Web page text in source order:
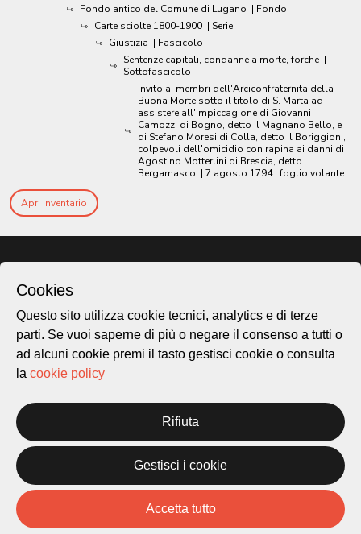
Fondo antico del Comune di Lugano | Fondo
Carte sciolte 1800-1900 | Serie
Giustizia | Fascicolo
Sentenze capitali, condanne a morte, forche |
Sottofascicolo
Invito ai membri dell'Arciconfraternita della
Buona Morte sotto il titolo di S. Marta ad
assistere all'impiccagione di Giovanni
Camozzi di Bogno, detto il Magnano Bello, e
di Stefano Moresi di Colla, detto il Boriggioni,
colpevoli dell'omicidio con rapina ai danni di
Agostino Motterlini di Brescia, detto
Bergamasco | 7 agosto 1794 | foglio volante
Apri Inventario
Cultura
Piazza Carlo Cattaneo 1
Cookies
Questo sito utilizza cookie tecnici, analytics e di terze
parti. Se vuoi saperne di più o negare il consenso a tutti o
ad alcuni cookie premi il tasto gestisci cookie o consulta
la cookie policy
Rifiuta
Gestisci i cookie
Accetta tutto